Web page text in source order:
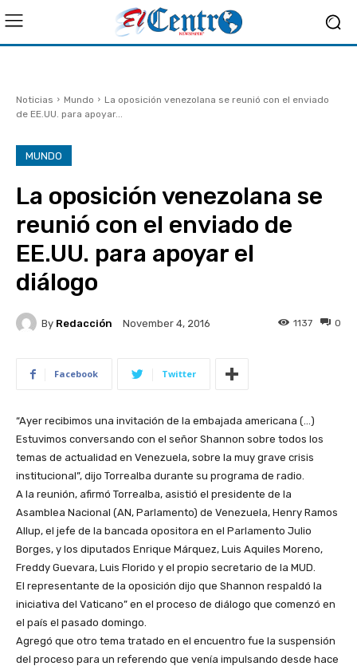
Noticias Mundo
La oposición venezolana se reunió con el enviado
de EE.UU. para apoyar...
MUNDO
La oposición venezolana se
reunió con el enviado de
EE.UU. para apoyar el
diálogo
By Redacción November 4, 2016 0
1137
Facebook Twitter
“Ayer recibimos una invitación de la embajada americana (…)
Estuvimos conversando con el señor Shannon sobre todos los
temas de actualidad en Venezuela, sobre la muy grave crisis
institucional”, dijo Torrealba durante su programa de radio.
A la reunión, afirmó Torrealba, asistió el presidente de la
Asamblea Nacional (AN, Parlamento) de Venezuela, Henry Ramos
Allup, el jefe de la bancada opositora en el Parlamento Julio
Borges, y los diputados Enrique Márquez, Luis Aquiles Moreno,
Freddy Guevara, Luis Florido y el propio secretario de la MUD.
El representante de la oposición dijo que Shannon respaldó la
iniciativa del Vaticano” en el proceso de diálogo que comenzó en
el país el pasado domingo.
Agregó que otro tema tratado en el encuentro fue la suspensión
del proceso para un referendo que venía impulsando desde hace